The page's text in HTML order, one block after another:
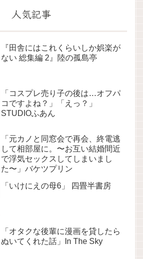
人気記事
『田舎にはこれくらいしか娯楽が
ない 総集編 2』陸の孤島亭
「コスプレ売り子の後は…オフパ
コですよね？」「えっ？」
STUDIOふあん
「元カノと同窓会で再会、終電逃
して相部屋に。〜お互い結婚間近
で浮気セックスしてしまいまし
た〜」バケツプリン
「いけにえの母6」 四畳半書房
「オタクな後輩に漫画を貸したら
ぬいてくれた話」In The Sky